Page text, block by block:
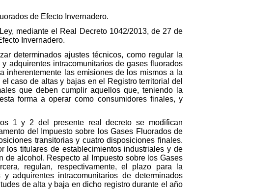
de Efecto Invernadero.
mediante el Real Decreto 1042/2013, de 27 de
Invernadero.
determinados ajustes técnicos, como regular la
adquirentes intracomunitarios de gases fluorados
inherentemente las emisiones de los mismos a la
caso de altas y bajas en el Registro territorial del
que deben cumplir aquellos que, teniendo la
forma a operar como consumidores finales, y
1 y 2 del presente real decreto se modifican
del Impuesto sobre los Gases Fluorados de
transitorias y cuatro disposiciones finales.
los titulares de establecimientos industriales y de
de alcohol. Respecto al Impuesto sobre los Gases
regulan, respectivamente, el plazo para la
adquirentes intracomunitarios de determinados
de alta y baja en dicho registro durante el año